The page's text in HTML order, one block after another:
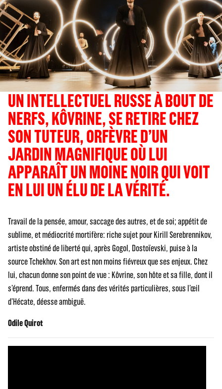
UN INTELLECTUEL RUSSE À BOUT DE
NERFS, KÔVRINE, SE RETIRE CHEZ
SON TUTEUR, ORFÈVRE D’UN
JARDIN MAGNIFIQUE OÙ LUI
APPARAÎT UN MOINE NOIR QUI VOIT
EN LUI UN ÉLU DE LA VÉRITÉ.
Travail de la pensée, amour, saccage des autres, et de soi; appétit de
sublime, et médiocrité mortifère: riche sujet pour Kirill Serebrennikov,
artiste obstiné de liberté qui, après Gogol, Dostoïevski, puise à la
source Tchekhov. Son art est non moins fiévreux que ses enjeux. Chez
lui, chacun donne son point de vue : Kôvrine, son hôte et sa fille, dont il
s’éprend. Tous, enfermés dans des vérités particulières, sous l’œil
d’Hécate, déesse ambiguë.
Odile Quirot